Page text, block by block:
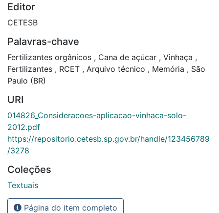
Editor
CETESB
Palavras-chave
Fertilizantes orgânicos , Cana de açúcar , Vinhaça ,
Fertilizantes , RCET , Arquivo técnico , Memória , São
Paulo (BR)
URI
014826_Consideracoes-aplicacao-vinhaca-solo-
2012.pdf
https://repositorio.cetesb.sp.gov.br/handle/123456789
/3278
Coleções
Textuais
Página do item completo